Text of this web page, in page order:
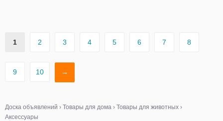
1 2 3 4 5 6 7 8
9 10 →
Доска объявлений › Товары для дома › Товары для животных ›
Аксессуары